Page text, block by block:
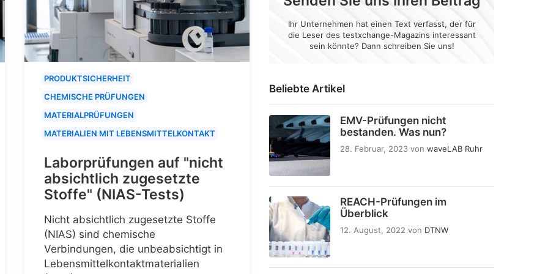
Beliebte Artikel
EMV-Prüfungen nicht
bestanden. Was nun?
28. Februar, 2023 von waveLAB Ruhr
REACH-Prüfungen im
Überblick
12. August, 2022 von DTNW
Ihr Unternehmen hat einen Text verfasst, der für
die Leser des testxchange-Magazins interessant
sein könnte? Dann schreiben Sie uns!
PRODUKTSICHERHEIT
CHEMISCHE PRÜFUNGEN
MATERIALPRÜFUNGEN
MATERIALIEN MIT LEBENSMITTELKONTAKT
Laborprüfungen auf "nicht
absichtlich zugesetzte
Stoffe" (NIAS-Tests)
Nicht absichtlich zugesetzte Stoffe
(NIAS) sind chemische
Verbindungen, die unbeabsichtigt in
Lebensmittelkontaktmaterialien